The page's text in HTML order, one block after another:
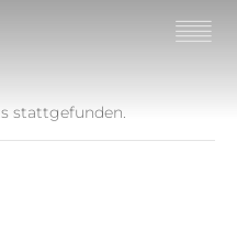
stattgefunden.